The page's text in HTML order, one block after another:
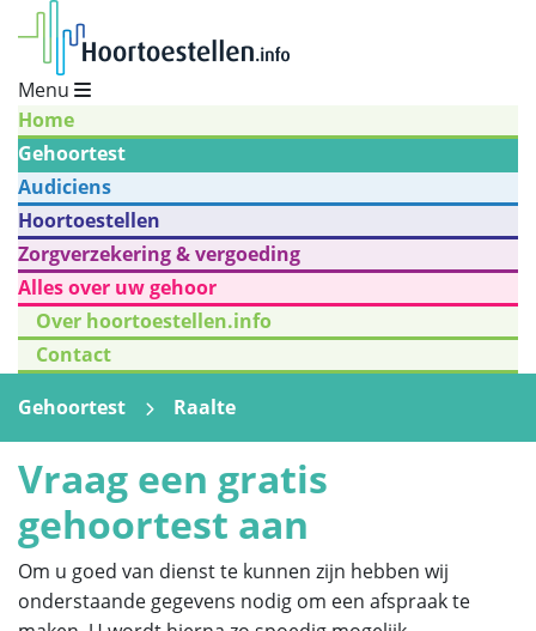
Menu
Home
Gehoortest
Audiciens
Hoortoestellen
Zorgverzekering & vergoeding
Alles over uw gehoor
Over hoortoestellen.info
Contact
Gehoortest
Raalte
Vraag een gratis
gehoortest aan
Om u goed van dienst te kunnen zijn hebben wij
onderstaande gegevens nodig om een afspraak te